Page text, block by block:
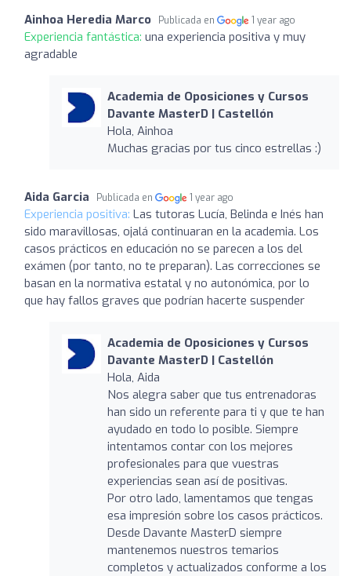
Ainhoa Heredia Marco Publicada en 1 year ago
Experiencia fantástica: una experiencia positiva y muy
agradable
Academia de Oposiciones y Cursos
Davante MasterD | Castellón
Hola, Ainhoa
Muchas gracias por tus cinco estrellas :)
Aida Garcia Publicada en 1 year ago
Experiencia positiva: Las tutoras Lucía, Belinda e Inés han
sido maravillosas, ojalá continuaran en la academia. Los
casos prácticos en educación no se parecen a los del
exámen (por tanto, no te preparan). Las correcciones se
basan en la normativa estatal y no autonómica, por lo
que hay fallos graves que podrían hacerte suspender
Academia de Oposiciones y Cursos
Davante MasterD | Castellón
Hola, Aida
Nos alegra saber que tus entrenadoras
han sido un referente para ti y que te han
ayudado en todo lo posible. Siempre
intentamos contar con los mejores
profesionales para que vuestras
experiencias sean así de positivas.
Por otro lado, lamentamos que tengas
esa impresión sobre los casos prácticos.
Desde Davante MasterD siempre
mantenemos nuestros temarios
completos y actualizados conforme a los